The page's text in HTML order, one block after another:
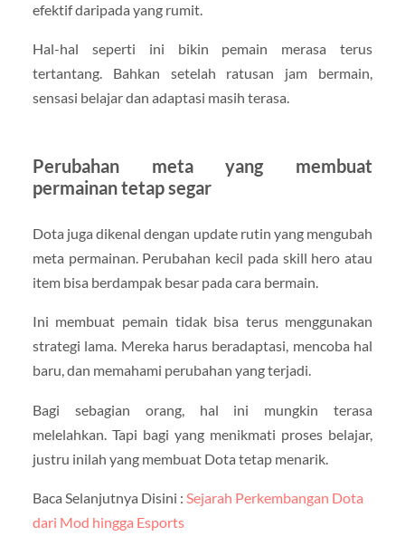
efektif daripada yang rumit.
Hal-hal seperti ini bikin pemain merasa terus
tertantang. Bahkan setelah ratusan jam bermain,
sensasi belajar dan adaptasi masih terasa.
Perubahan meta yang membuat
permainan tetap segar
Dota juga dikenal dengan update rutin yang mengubah
meta permainan. Perubahan kecil pada skill hero atau
item bisa berdampak besar pada cara bermain.
Ini membuat pemain tidak bisa terus menggunakan
strategi lama. Mereka harus beradaptasi, mencoba hal
baru, dan memahami perubahan yang terjadi.
Bagi sebagian orang, hal ini mungkin terasa
melelahkan. Tapi bagi yang menikmati proses belajar,
justru inilah yang membuat Dota tetap menarik.
Baca Selanjutnya Disini : Sejarah Perkembangan Dota
dari Mod hingga Esports